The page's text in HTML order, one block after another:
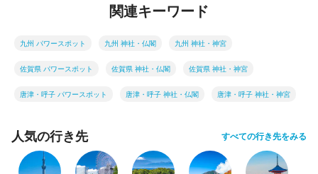
関連キーワード
九州 パワースポット 九州 神社・仏閣 九州 神社・神宮
佐賀県 パワースポット 佐賀県 神社・仏閣 佐賀県 神社・神宮
唐津・呼子 パワースポット 唐津・呼子 神社・仏閣 唐津・呼子 神社・神宮
人気の行き先 すべての行き先をみる